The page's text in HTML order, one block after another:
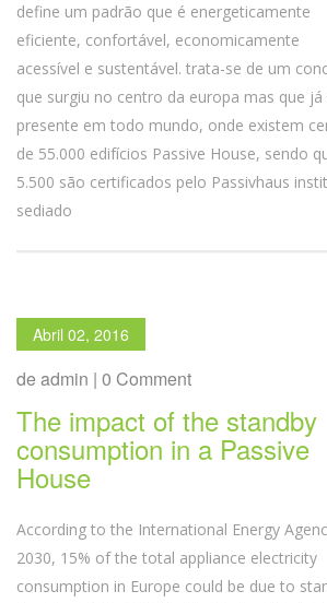
define um padrão que é energeticamente
eficiente, confortável, economicamente
acessível e sustentável. trata-se de um
que surgiu no centro da europa mas que já
presente em todo mundo, onde existem
de 55.000 edifícios Passive House, sendo
5.500 são certificados pelo Passivhaus
sediado
Abril 02, 2016
de admin | 0 Comment
The impact of the standby
consumption in a Passive
House
According to the International Energy
2030, 15% of the total appliance electricity
consumption in Europe could be due to